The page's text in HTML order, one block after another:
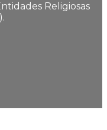
Religiosas